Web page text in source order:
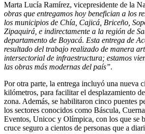
Marta Lucía Ramírez, vicepresidente de la
obras que entregamos hoy benefician a los
los municipios de Chía, Cajicá, Briceño,
Zipaquirá, e indirectamente a la región de
departamento de Boyacá. Esta entrega de
resultado del trabajo realizado de manera
intersectorial de infraestructura; estamos
las obras más modernas del país”.
Por otra parte, la entrega incluyó una nueva
kilómetros, para facilitar el desplazamiento
zona. Además, se habilitaron cinco puentes
los sectores conocidos como Báscula,
Eventos, Unicoc y Olímpica, con los que se
cruce seguro a cientos de personas que a